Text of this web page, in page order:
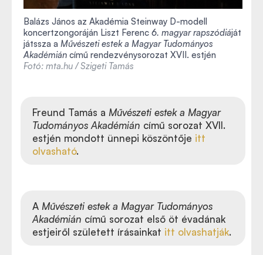
Balázs János az Akadémia Steinway D-modell
koncertzongoráján Liszt Ferenc 6. magyar rapszódiáját
játssza a Művészeti estek a Magyar Tudományos
Akadémián című rendezvénysorozat XVII. estjén
Fotó: mta.hu / Szigeti Tamás
Freund Tamás a Művészeti estek a Magyar
Tudományos Akadémián című sorozat XVII.
estjén mondott ünnepi köszöntője itt
olvasható.
A Művészeti estek a Magyar Tudományos
Akadémián című sorozat első öt évadának
estjeiről született írásainkat itt olvashatják.